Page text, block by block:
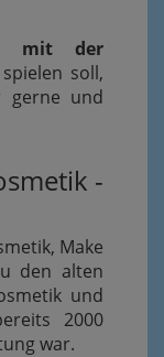
mit der
soll,
gerne und
-
Make
den alten
und
2000
war.